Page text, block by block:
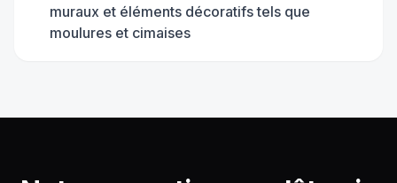
muraux et éléments décoratifs tels que
moulures et cimaises